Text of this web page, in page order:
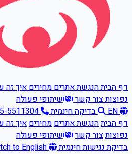
דף הביתהנגשת אתריםמחיריםאיך זה
נפוצותצור קשר
שיתופי פעולה
EN
בדיקה חינמית
055-5511304
דף הביתהנגשת אתריםמחיריםאיך זה
נפוצותצור קשר
שיתופי פעולה
בדיקת נגישות חינמית
Switch to English